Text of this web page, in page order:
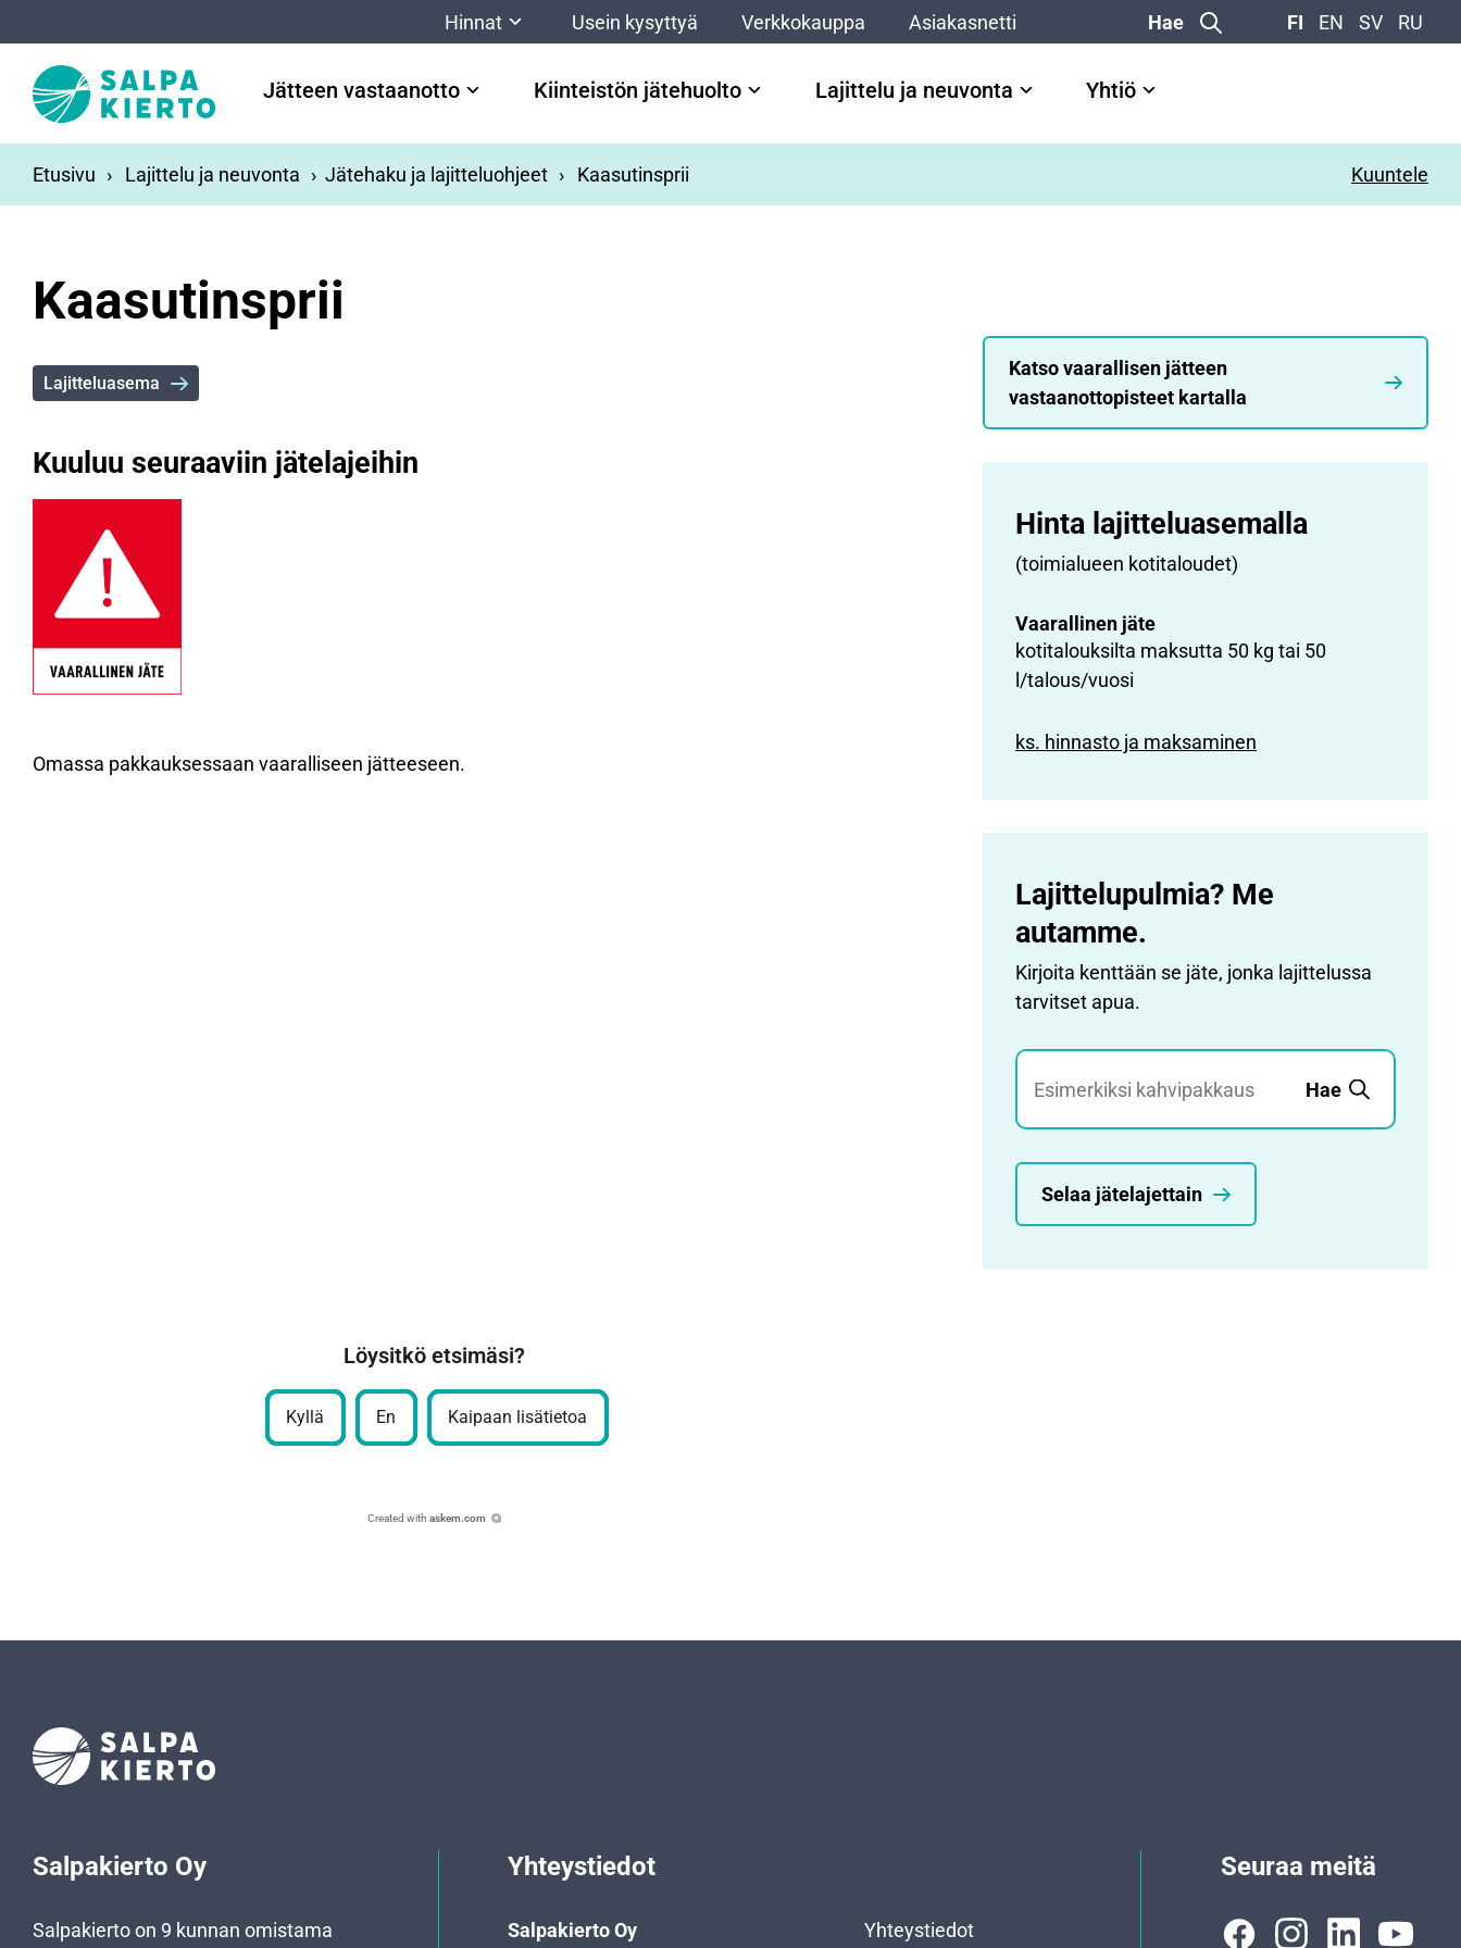
Hinnat Usein kysyttyä Verkkokauppa Asiakasnetti Hae FI EN SV RU
Jätteen vastaanotto Kiinteistön jätehuolto Lajittelu ja neuvonta Yhtiö
Etusivu Lajittelu ja neuvonta Jätehaku ja lajitteluohjeet Kaasutinsprii Kuuntele
Kaasutinsprii
Lajitteluasema
Kuuluu seuraaviin jätelajeihin
Omassa pakkauksessaan vaaralliseen jätteeseen.
Katso vaarallisen jätteen
vastaanottopisteet kartalla
Hinta lajittelu­asemalla
(toimialueen kotitaloudet)
Vaarallinen jäte
kotitalouksilta maksutta 50 kg tai 50
l/talous/vuosi
ks. hinnasto ja maksaminen
Lajittelupulmia? Me
autamme.
Kirjoita kenttään se jäte, jonka lajittelussa
tarvitset apua.
Jätehaku
Hae
Selaa jätelajettain
Löysitkö etsimäsi?
Kyllä En Kaipaan lisätietoa
Created with askem.com
Salpakierto Oy
Salpakierto on 9 kunnan omistama
Yhteystiedot
Salpakierto Oy
Yhteystiedot
Seuraa meitä